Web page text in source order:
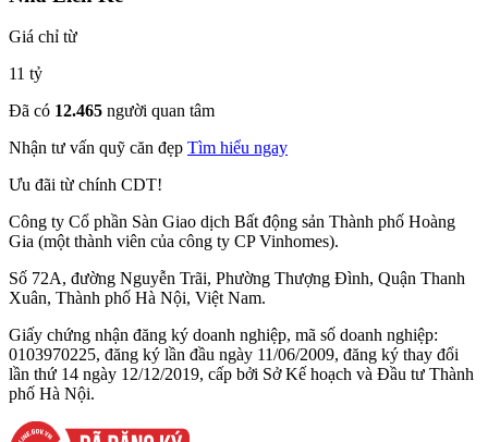
Giá chỉ từ
11 tỷ
Đã có 12.465 người quan tâm
Nhận tư vấn quỹ căn đẹp Tìm hiểu ngay
Ưu đãi từ chính CDT!
Công ty Cổ phần Sàn Giao dịch Bất động sản Thành phố Hoàng
Gia (một thành viên của công ty CP Vinhomes).
Số 72A, đường Nguyễn Trãi, Phường Thượng Đình, Quận Thanh
Xuân, Thành phố Hà Nội, Việt Nam.
Giấy chứng nhận đăng ký doanh nghiệp, mã số doanh nghiệp:
0103970225, đăng ký lần đầu ngày 11/06/2009, đăng ký thay đổi
lần thứ 14 ngày 12/12/2019, cấp bởi Sở Kế hoạch và Đầu tư Thành
phố Hà Nội.